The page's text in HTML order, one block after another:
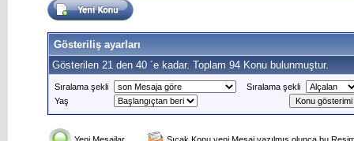
Gösteriliş ayarları
Gösterilen 21 den 40 ´e kadar. Toplam 94 Konu bulunmuştur.
Sıralama şekli
Sıralama şekli
Yaş